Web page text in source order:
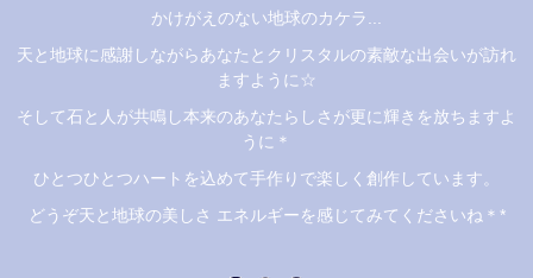
かけがえのない地球のカケラ...
天と地球に感謝しながらあなたとクリスタルの素敵な出会いが訪れ
ますように☆
そして石と人が共鳴し本来のあなたらしさが更に輝きを放ちますよ
うに＊
ひとつひとつハートを込めて手作りで楽しく創作しています。
どうぞ天と地球の美しさ エネルギーを感じてみてくださいね＊*